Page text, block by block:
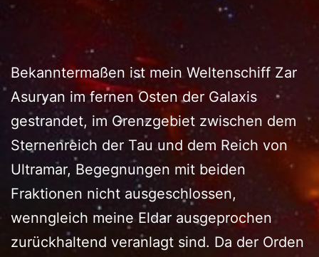
Bekanntermaßen ist mein Weltenschiff Zar
Asuryan im fernen Osten der Galaxis
gestrandet, im Grenzgebiet zwischen dem
Sternenreich der Tau und dem Reich von
Ultramar, Begegnungen mit beiden
Fraktionen nicht ausgeschlossen,
wenngleich meine Eldar ausgeprochen
zurückhaltend veranlagt sind. Da der Orden